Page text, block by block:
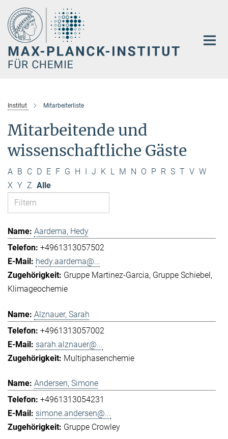
Hauptinhalt
Institut Mitarbeiterliste
Mitarbeitende und
wissenschaftliche Gäste
A B C D E F G H I J K L M N O P R S T V W
X Y Z Alle
Aardema, Hedy
+4961313057502
hedy.aardema@...
Gruppe Martinez-Garcia Gruppe Schiebel
Klimageochemie
Alznauer, Sarah
+4961313057002
sarah.alznauer@...
Multiphasenchemie
Andersen, Simone
+4961313054231
simone.andersen@...
Gruppe Crowley